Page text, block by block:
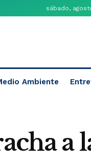
sábado,
Ambiente
a